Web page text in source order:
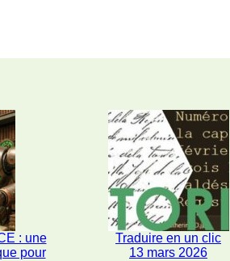
: une
pour
Traduire en un clic
13 mars 2026